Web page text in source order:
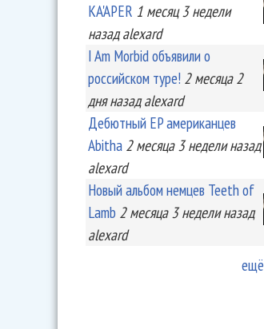
KA'APER 1 месяц 3 недели
назад alexard
I Am Morbid объявили о
российском туре! 2 месяца 2
дняназад alexard
Дебютный EP американцев
Abitha 2 месяца 3 неделиназад
alexard
Новый альбом немцев Teeth of
Lamb 2 месяца 3 неделиназад
alexard
ещё